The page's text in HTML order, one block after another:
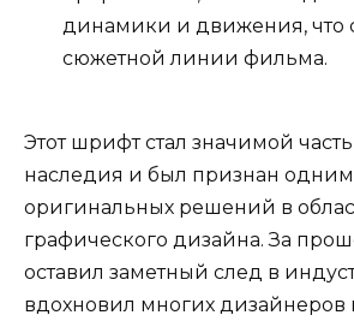
динамики и движения, что
сюжетной линии фильма.
Этот шрифт стал значимой
наследия и был признан
оригинальных решений в
графического дизайна. За
оставил заметный след в
вдохновил многих дизайнеров